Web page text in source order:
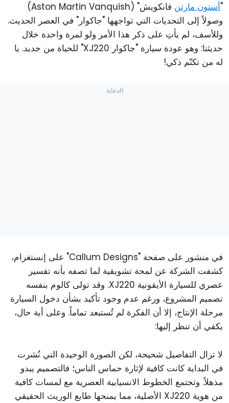
"أستون مارتن
فانكويش" (Aston Martin Vanquish)
وصولاً إلى التحديات التي تواجهها "جاكوار" في العصر الحديث.
وللأسف، لم يأتِ على ذكر هذا الأمر ولو لمرة واحدة خلال
حديثنا: وهو عودة سيارة "جاكوار XJ220" للحياة من جديد. يا
له من تكتّم ذكي!
في منشور على صفحة "Callum Designs" على إنستغرام،
كشفت الشركة عن لمحة تشويقية لما تصفه بأنه تفسير
عصري للسيارة الأيقونية XJ220. وقد تولى كالوم بنفسه
تصميم المشروع، ورغم عدم وجود تأكيد بشأن دخول السيارة
مرحلة الإنتاج، إلا أن الفكرة لم تُستبعد تماماً. وعلى أية حال،
يكفي أن تنظر إليها:
لا تزال التفاصيل شحيحة، لكن الصورة الوحيدة التي نُشرت
في البداية كانت كافية لإثارة حماس الناس؛ فالتصميم يبدو
مذهلاً. وتجتمع الخطوط الانسيابية العصرية مع لمسات كافية
من هوية XJ220 الأصلية، مما يمنحها طابع الوريث الحقيقي